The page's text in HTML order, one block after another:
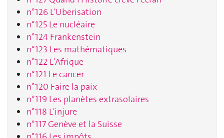
n°126 L'Uberisation
n°125 Le nucléaire
n°124 Frankenstein
n°123 Les mathématiques
n°122 L'Afrique
n°121 Le cancer
n°120 Faire la paix
n°119 Les planètes extrasolaires
n°118 L'injure
n°117 Genève et la Suisse